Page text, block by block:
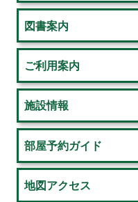
イ
ド
バ
ー
図書案内
ご利用案内
施設情報
部屋予約ガイド
地図アクセス